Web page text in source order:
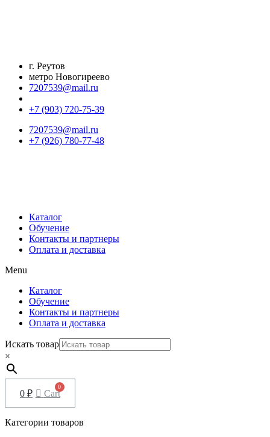
г. Реутов
метро Новогиреево
7207539@mail.ru
+7 (903) 720-75-39
7207539@mail.ru
+7 (926) 780-77-48
Каталог
Обучение
Контакты и партнеры
Оплата и доставка
Menu
Каталог
Обучение
Контакты и партнеры
Оплата и доставка
Искать товар
×
0 ₽ Cart
Категории товаров